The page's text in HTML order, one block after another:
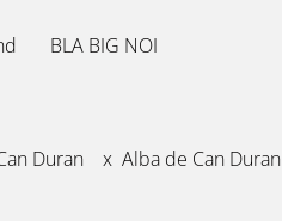
BLA BIG NOI
Duran x Alba de Can Duran